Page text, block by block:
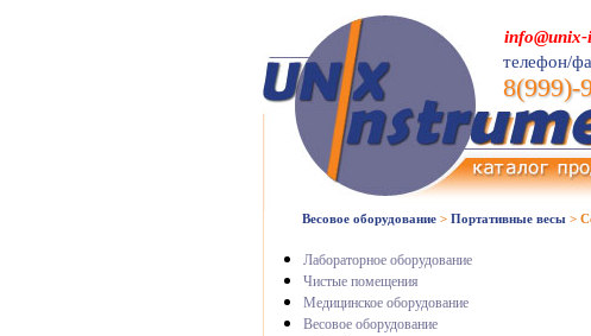
телефон/
8(999)-
Весовое оборудование > Портативные весы >
Лабораторное оборудование
Чистые помещения
Медицинское оборудование
Весовое оборудование